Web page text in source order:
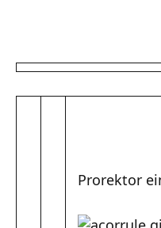
Prorektor